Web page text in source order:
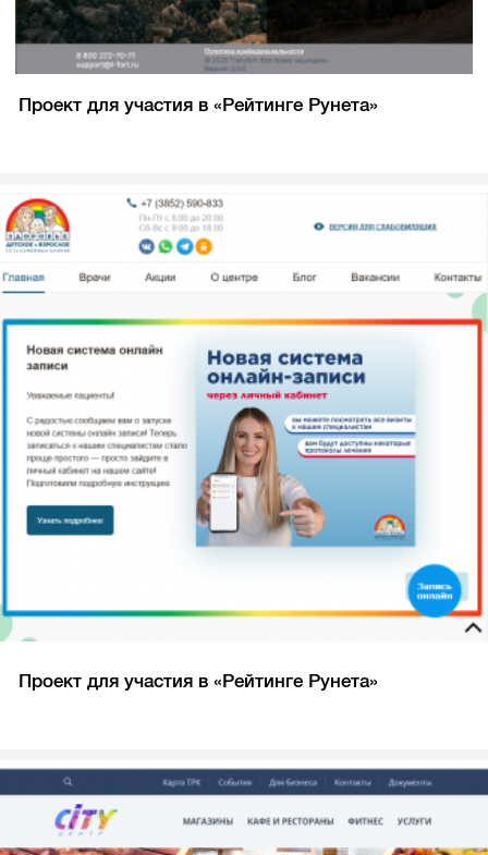
Проект для участия в «Рейтинге Рунета»
Проект для участия в «Рейтинге Рунета»